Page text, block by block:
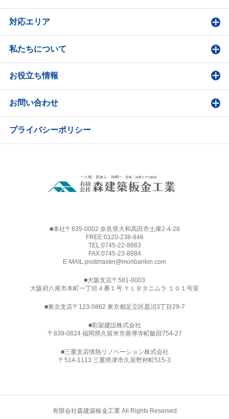
対応エリア
私たちについて
お役立ち情報
お問い合わせ
プライバシーポリシー
■本社〒635-0002 奈良県大和高田市土庫2-4-28
FREE:0120-238-846
TEL:0745-22-8883
FAX:0745-23-8884
E-MAIL:postmaster@moribankin.com
■大阪支店〒581-0003
大阪府八尾市本町一丁目４番１号 ＹＬＢタニムラ １０１号室
■東京支店〒123-0862 東京都足立区皿沼3丁目29-7
■彩架建設株式会社
〒839-0824 福岡県久留米市善導寺町飯田754-27
■三重支店情熱リノベーション株式会社
〒514-1113 三重県津市久居野村町515-3
有限会社森建築板金工業 All Rights Reserved